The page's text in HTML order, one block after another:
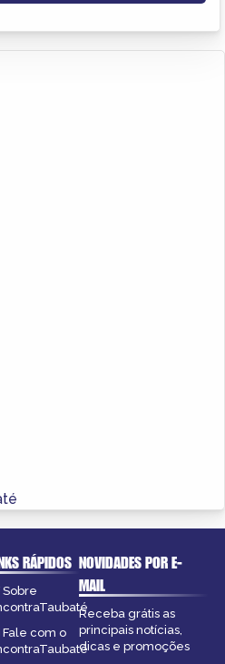
RÁPIDOS
Sobre
Fale com o
NOVIDADES POR E-
MAIL
Receba grátis as
principais notícias,
dicas e promoções